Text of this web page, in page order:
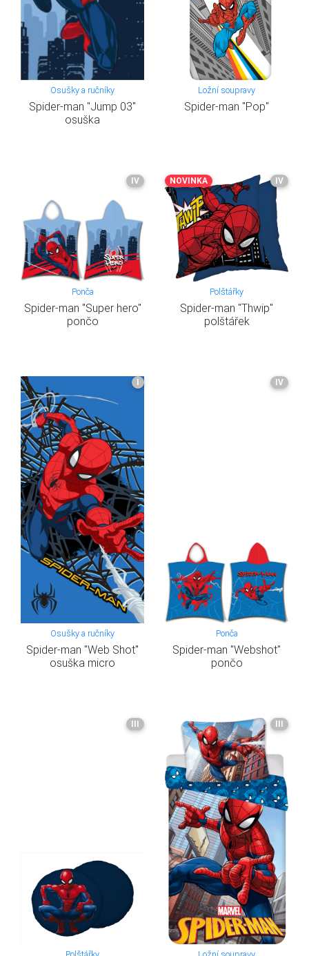
Osušky a ručníky
Spider-man "Jump 03"
osuška
Ložní soupravy
Spider-man "Pop"
IV
Ponča
Spider-man "Super hero"
pončo
NOVINKA IV
Polštářky
Spider-man "Thwip"
polštářek
I
Osušky a ručníky
Spider-man "Web Shot"
osuška micro
IV
Ponča
Spider-man "Webshot"
pončo
III III